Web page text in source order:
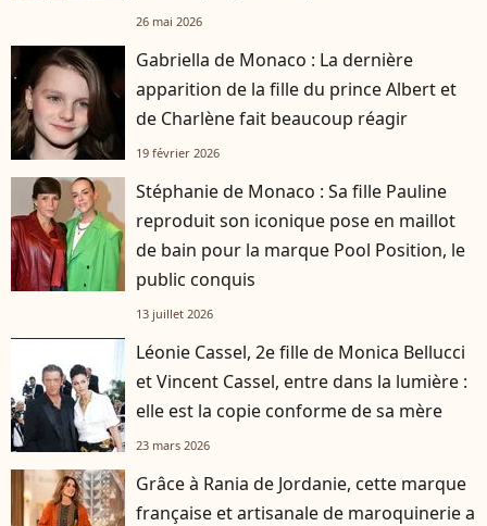
26 mai 2026
Gabriella de Monaco : La dernière
apparition de la fille du prince Albert et
de Charlène fait beaucoup réagir
19 février 2026
Stéphanie de Monaco : Sa fille Pauline
reproduit son iconique pose en maillot
de bain pour la marque Pool Position, le
public conquis
13 juillet 2026
Léonie Cassel, 2e fille de Monica Bellucci
et Vincent Cassel, entre dans la lumière :
elle est la copie conforme de sa mère
23 mars 2026
Grâce à Rania de Jordanie, cette marque
française et artisanale de maroquinerie a